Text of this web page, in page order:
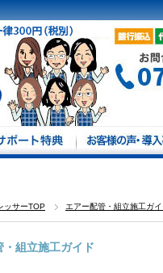
ッサーTOP エアー配管・組立施工ガイ
・組立施工ガイド